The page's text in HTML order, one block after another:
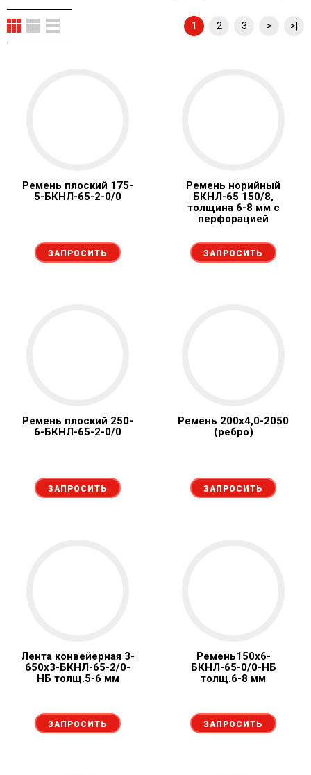
1 2 3 > >|
Ремень плоский 175-
5-БКНЛ-65-2-0/0
ЗАПРОСИТЬ
Ремень норийный
БКНЛ-65 150/8,
толщина 6-8 мм c
перфорацией
ЗАПРОСИТЬ
Ремень плоский 250-
6-БКНЛ-65-2-0/0
ЗАПРОСИТЬ
Ремень 200х4,0-2050
(ребро)
ЗАПРОСИТЬ
Лента конвейерная 3-
650х3-БКНЛ-65-2/0-
НБ толщ.5-6 мм
ЗАПРОСИТЬ
Ремень150х6-
БКНЛ-65-0/0-НБ
толщ.6-8 мм
ЗАПРОСИТЬ